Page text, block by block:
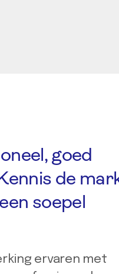
goed
de
soepel
ervaren met